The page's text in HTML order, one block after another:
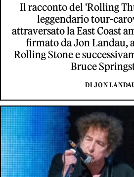
Il racconto del 'Rolling
leggendario tour-
attraversato la East Coast
firmato da Jon Landau,
Rolling Stone e
Bruce
DI JON